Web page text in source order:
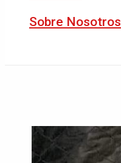
Sobre Nosotros